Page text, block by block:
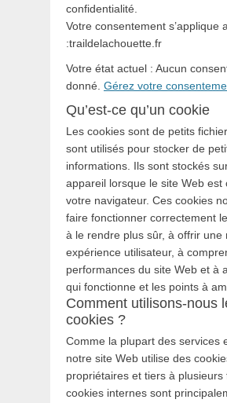
confidentialité.
Votre consentement s’applique
:traildelachouette.fr
Votre état actuel : Aucun
donné. Gérez votre
Qu’est-ce qu’un cookie
Les cookies sont de petits
sont utilisés pour stocker de
informations. Ils sont stockés
appareil lorsque le site Web est
votre navigateur. Ces cookies
faire fonctionner correctement
à le rendre plus sûr, à offrir une
expérience utilisateur, à
performances du site Web et à
qui fonctionne et les points à
Comment utilisons-nous
cookies ?
Comme la plupart des services
notre site Web utilise des
propriétaires et tiers à plusieurs
cookies internes sont